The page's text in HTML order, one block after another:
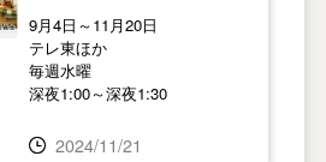
9月4日～11月20日
テレ東ほか
毎週水曜
深夜1:00～深夜1:30
2024/11/21